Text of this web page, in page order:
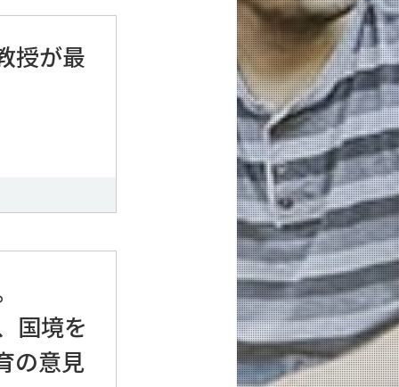
授が最
国境を
の意見